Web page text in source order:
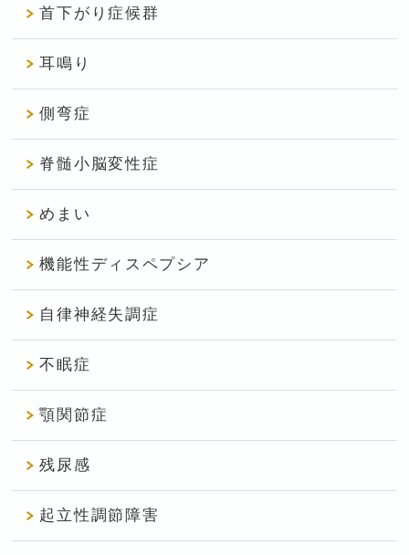
首下がり症候群
耳鳴り
側弯症
脊髄小脳変性症
めまい
機能性ディスペプシア
自律神経失調症
不眠症
顎関節症
残尿感
起立性調節障害